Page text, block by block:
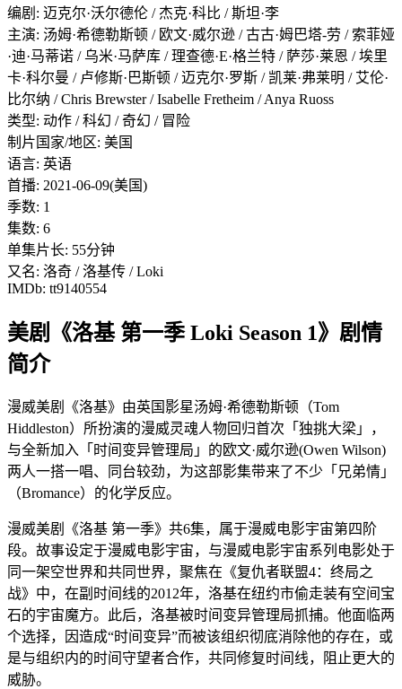
编剧: 迈克尔·沃尔德伦 / 杰克·科比 / 斯坦·李
主演: 汤姆·希德勒斯顿 / 欧文·威尔逊 / 古古·姆巴塔-劳 / 索菲娅
·迪·马蒂诺 / 乌米·马萨库 / 理查德·E·格兰特 / 萨莎·莱恩 / 埃里
卡·科尔曼 / 卢修斯·巴斯顿 / 迈克尔·罗斯 / 凯莱·弗莱明 / 艾伦·
比尔纳 / Chris Brewster / Isabelle Fretheim / Anya Ruoss
类型: 动作 / 科幻 / 奇幻 / 冒险
制片国家/地区: 美国
语言: 英语
首播: 2021-06-09(美国)
季数: 1
集数: 6
单集片长: 55分钟
又名: 洛奇 / 洛基传 / Loki
IMDb: tt9140554
美剧《洛基 第一季 Loki Season 1》剧情
简介
漫威美剧《洛基》由英国影星汤姆·希德勒斯顿（Tom
Hiddleston）所扮演的漫威灵魂人物回归首次「独挑大梁」，
与全新加入「时间变异管理局」的欧文·威尔逊(Owen Wilson)
两人一搭一唱、同台较劲，为这部影集带来了不少「兄弟情」
（Bromance）的化学反应。
漫威美剧《洛基 第一季》共6集，属于漫威电影宇宙第四阶
段。故事设定于漫威电影宇宙，与漫威电影宇宙系列电影处于
同一架空世界和共同世界，聚焦在《复仇者联盟4：终局之
战》中，在副时间线的2012年，洛基在纽约市偷走装有空间宝
石的宇宙魔方。此后，洛基被时间变异管理局抓捕。他面临两
个选择，因造成“时间变异”而被该组织彻底消除他的存在，或
是与组织内的时间守望者合作，共同修复时间线，阻止更大的
威胁。